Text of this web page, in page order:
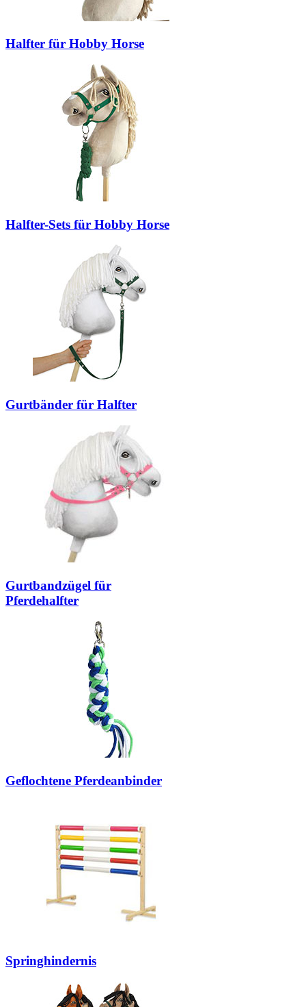
Halfter für Hobby Horse
Halfter-Sets für Hobby Horse
Gurtbänder für Halfter
Gurtbandzügel für
Pferdehalfter
Geflochtene Pferdeanbinder
Springhindernis